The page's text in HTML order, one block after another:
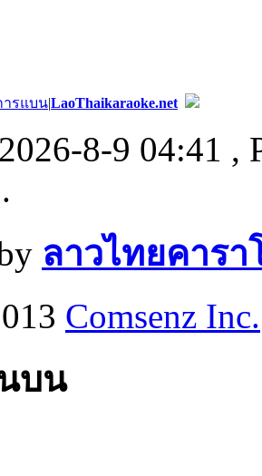
ารแบน|LaoThaikaraoke.net
8-9 04:41 ,
ลาวไทยคารา
Comsenz Inc.
บน